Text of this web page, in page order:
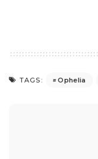
TAGS: Ophelia